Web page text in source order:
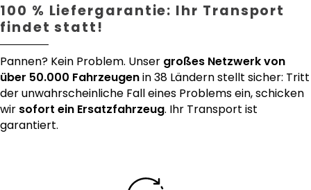
100 % Liefergarantie: Ihr Transport
findet statt!
Pannen? Kein Problem. Unser großes Netzwerk von
über 50.000 Fahrzeugenin 38 Ländern stellt sicher: Tritt
der unwahrscheinliche Fall eines Problems ein, schicken
wir sofort ein Ersatzfahrzeug. Ihr Transport ist
garantiert.